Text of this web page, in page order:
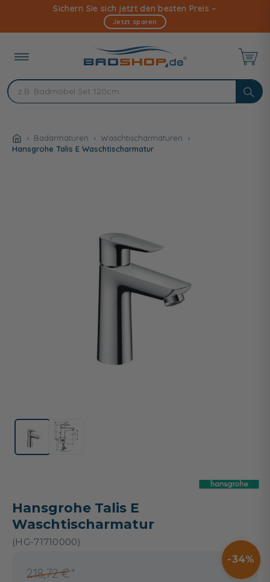
Inhalt
Sichern Sie sich jetzt den besten Preis –
Jetzt sparen
Badarmaturen
Waschtischarmaturen
Hansgrohe Talis E Waschtischarmatur
Hansgrohe Talis E
Waschtischarmatur
(HG-71710000)
218,72 €
34